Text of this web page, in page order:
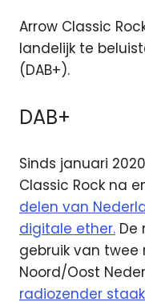
Arrow Classic
landelijk te
(DAB+).
DAB+
Sinds januari
Classic Rock na
delen van
digitale ether. De
gebruik van twee
Noord/Oost
radiozender